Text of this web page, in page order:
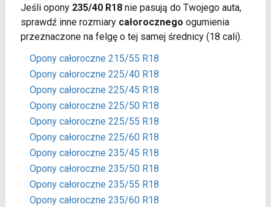
Jeśli opony 235/40 R18nie pasują do Twojego auta,
sprawdź inne rozmiary całorocznego ogumienia
przeznaczone na felgę o tej samej średnicy (18 cali).
Opony całoroczne 215/55 R18
Opony całoroczne 225/40 R18
Opony całoroczne 225/45 R18
Opony całoroczne 225/50 R18
Opony całoroczne 225/55 R18
Opony całoroczne 225/60 R18
Opony całoroczne 235/45 R18
Opony całoroczne 235/50 R18
Opony całoroczne 235/55 R18
Opony całoroczne 235/60 R18